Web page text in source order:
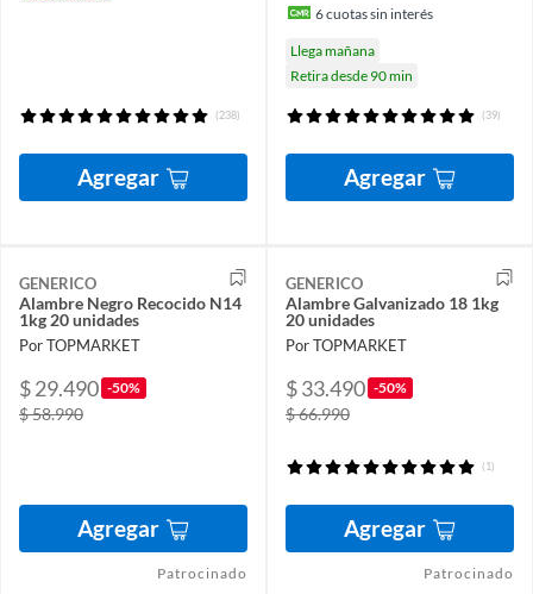
(238)
Agregar
6cuotas sin interés
Llega mañana
Retira desde 90 min
(39)
Agregar
GENERICO
Alambre Negro Recocido N14
1kg 20 unidades
Por TOPMARKET
$ 29.490 -50%
$ 58.990
Agregar
Patrocinado
GENERICO
Alambre Galvanizado 18 1kg
20 unidades
Por TOPMARKET
$ 33.490 -50%
$ 66.990
(1)
Agregar
Patrocinado